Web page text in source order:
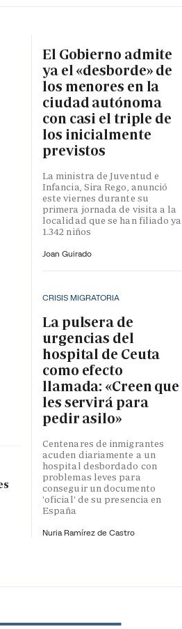
El Gobierno admite
ya el «desborde» de
los menores en la
ciudad autónoma
con casi el triple de
los inicialmente
previstos
La ministra de Juventud e
Infancia, Sira Rego, anunció
este viernes durante su
primera jornada de visita a la
localidad que se han filiado ya
1.342 niños
Joan Guirado
CRISIS MIGRATORIA
La pulsera de
urgencias del
hospital de Ceuta
como efecto
llamada: «Creen que
les servirá para
pedir asilo»
Centenares de inmigrantes
acuden diariamente a un
hospital desbordado con
problemas leves para
conseguir un documento
'oficial' de su presencia en
España
Nuria Ramírez de Castro